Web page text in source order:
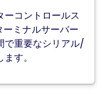
ーコントロールス
ミナルサーバー
で重要なシリアル/
す。